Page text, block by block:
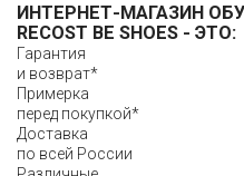
ИНТЕРНЕТ-МАГАЗИН
RECOST BE SHOES - ЭТО:
Гарантия
и возврат*
Примерка
перед покупкой*
Доставка
по всей России